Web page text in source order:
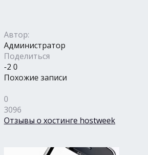
Автор:
Администратор
Поделиться
-2 0
Похожие записи
0
3096
Отзывы о хостинге hostweek